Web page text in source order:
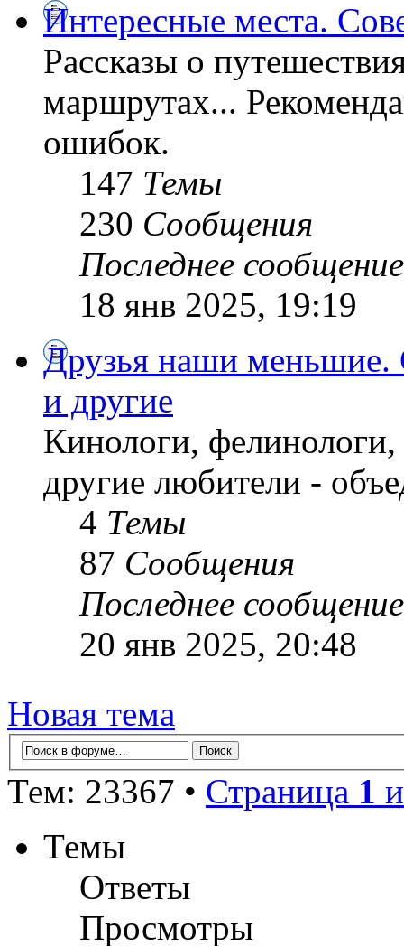
Интересные места.
Рассказы о
маршрутах...
ошибок.
147 Темы
230 Сообщения
Последнее сообщение
18 янв 2025, 19:19
Друзья наши меньшие.
и другие
Кинологи,
другие любители -
4 Темы
87 Сообщения
Последнее сообщение
20 янв 2025, 20:48
Новая тема
Тем: 23367 • Страница 1
Темы
Ответы
Просмотры